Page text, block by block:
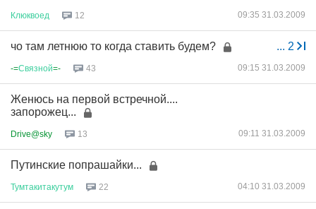
Клюквоед 12 09:35 31.03.2009
... 2
чо там летнюю то когда ставить будем?
-=Связной=- 43 09:15 31.03.2009
Женюсь на первой встречной....
запорожец...
Drive@sky 13 09:11 31.03.2009
Путинские попрашайки...
Тумтакитакутум 22 04:10 31.03.2009